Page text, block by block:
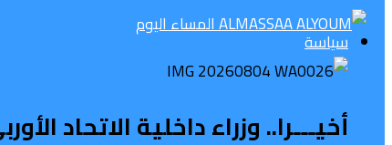
سياسة
أخيـــرا.. وزراء داخلية الاتحاد